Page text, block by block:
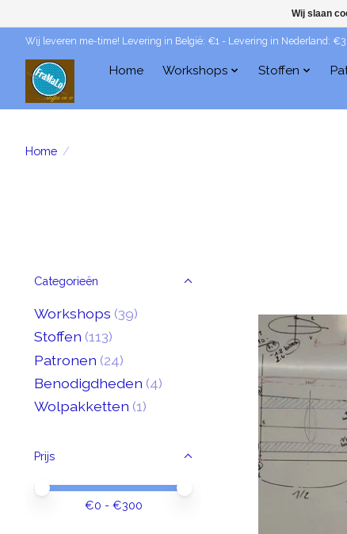
Wij leveren me-time! Levering in België: €1 - Levering in Nederland: €3
Home Workshops Stoffen
Home /
Categorieën
Workshops (39)
Stoffen (113)
Patronen (24)
Benodigdheden (4)
Wolpakketten (1)
Prijs
Minimale prijswaarde
Price maximum value
€0 - €300
Wij slaan